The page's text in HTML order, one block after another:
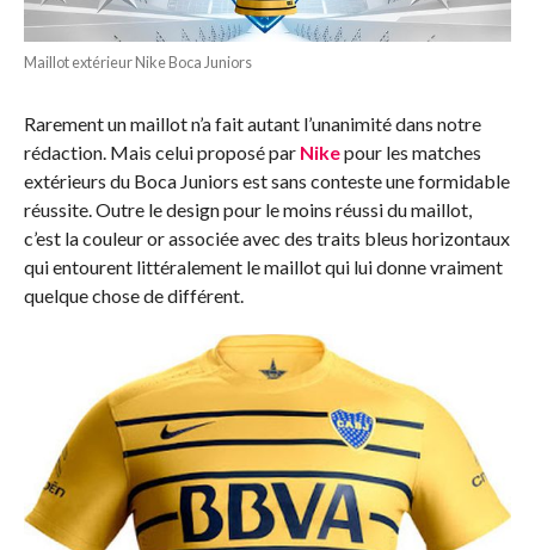
Maillot extérieur Nike Boca Juniors
Rarement un maillot n’a fait autant l’unanimité dans notre
rédaction. Mais celui proposé par Nikepour les matches
extérieurs du Boca Juniors est sans conteste une formidable
réussite. Outre le design pour le moins réussi du maillot,
c’est la couleur or associée avec des traits bleus horizontaux
qui entourent littéralement le maillot qui lui donne vraiment
quelque chose de différent.